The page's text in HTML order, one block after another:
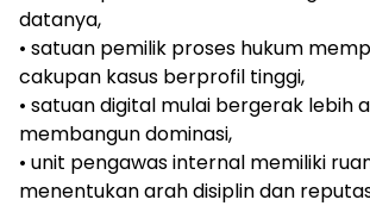
datanya,
• satuan pemilik proses hukum
cakupan kasus berprofil tinggi,
• satuan digital mulai bergerak lebih
membangun dominasi,
• unit pengawas internal memiliki
menentukan arah disiplin dan